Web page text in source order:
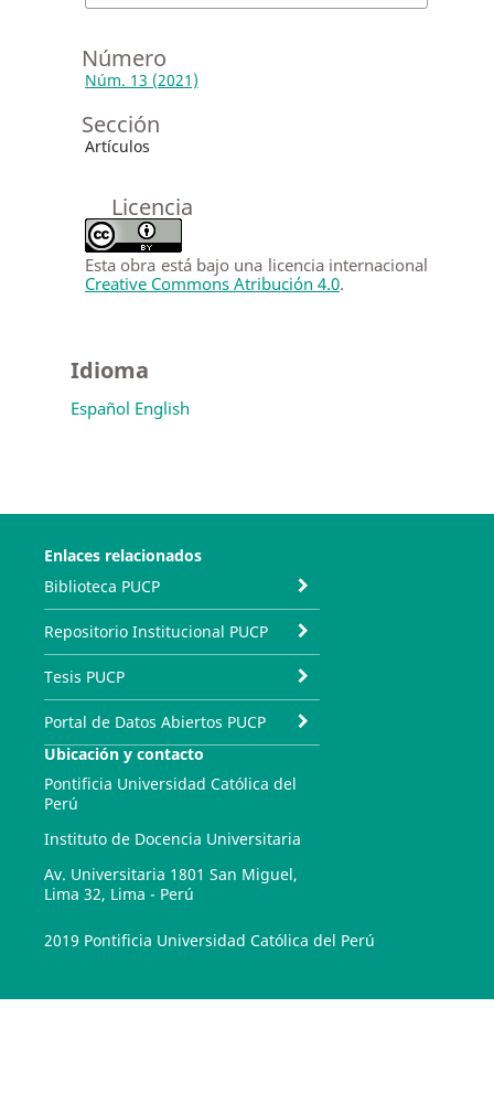
Número
Núm. 13 (2021)
Sección
Artículos
Licencia
Esta obra está bajo una licencia internacional
Creative Commons Atribución 4.0.
Idioma
Español English
Enlaces relacionados
Biblioteca PUCP
Repositorio Institucional PUCP
Tesis PUCP
Portal de Datos Abiertos PUCP
Ubicación y contacto
Pontificia Universidad Católica del
Perú
Instituto de Docencia Universitaria
Av. Universitaria 1801 San Miguel,
Lima 32, Lima - Perú
2019 Pontificia Universidad Católica del Perú